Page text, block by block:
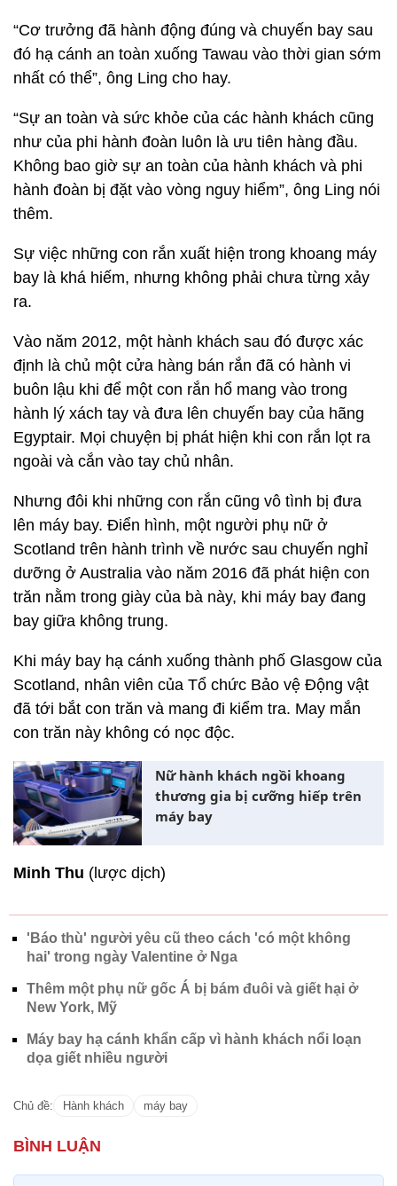
“Cơ trưởng đã hành động đúng và chuyến bay sau
đó hạ cánh an toàn xuống Tawau vào thời gian sớm
nhất có thể”, ông Ling cho hay.
“Sự an toàn và sức khỏe của các hành khách cũng
như của phi hành đoàn luôn là ưu tiên hàng đầu.
Không bao giờ sự an toàn của hành khách và phi
hành đoàn bị đặt vào vòng nguy hiểm”, ông Ling nói
thêm.
Sự việc những con rắn xuất hiện trong khoang máy
bay là khá hiếm, nhưng không phải chưa từng xảy
ra.
Vào năm 2012, một hành khách sau đó được xác
định là chủ một cửa hàng bán rắn đã có hành vi
buôn lậu khi để một con rắn hổ mang vào trong
hành lý xách tay và đưa lên chuyến bay của hãng
Egyptair. Mọi chuyện bị phát hiện khi con rắn lọt ra
ngoài và cắn vào tay chủ nhân.
Nhưng đôi khi những con rắn cũng vô tình bị đưa
lên máy bay. Điển hình, một người phụ nữ ở
Scotland trên hành trình về nước sau chuyến nghỉ
dưỡng ở Australia vào năm 2016 đã phát hiện con
trăn nằm trong giày của bà này, khi máy bay đang
bay giữa không trung.
Khi máy bay hạ cánh xuống thành phố Glasgow của
Scotland, nhân viên của Tổ chức Bảo vệ Động vật
đã tới bắt con trăn và mang đi kiểm tra. May mắn
con trăn này không có nọc độc.
Nữ hành khách ngồi khoang
thương gia bị cưỡng hiếp trên
máy bay
Minh Thu (lược dịch)
'Báo thù' người yêu cũ theo cách 'có một không
hai' trong ngày Valentine ở Nga
Thêm một phụ nữ gốc Á bị bám đuôi và giết hại ở
New York, Mỹ
Máy bay hạ cánh khẩn cấp vì hành khách nổi loạn
dọa giết nhiều người
Chủ đề: Hành khách máy bay